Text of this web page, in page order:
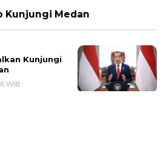
Kunjungi Medan
Kunjungi
WIB